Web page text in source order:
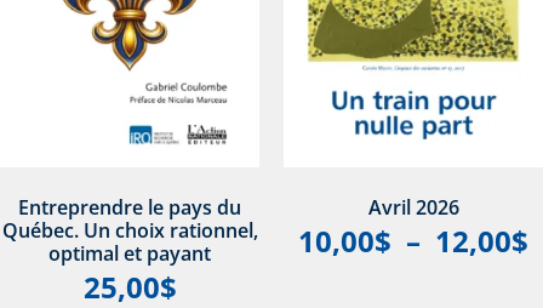
Entreprendre le pays du
Québec. Un choix rationnel,
optimal et payant
25,00$
Avril 2026
10,00$ – 12,00$